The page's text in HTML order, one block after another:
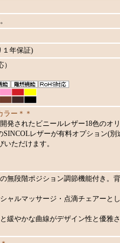
１年保証)
ー＊＊
発されたビニールレザー18色のオ
SINCOLレザーが有料オプション(別
ただけます。
無段階ポジション調節機能付き。
ャルマッサージ・点滴チェアーと
緩やかな曲線がデザイン性と優雅